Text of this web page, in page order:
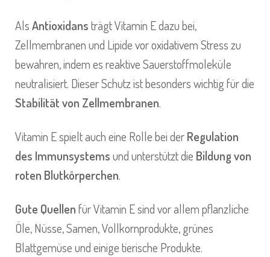
AlsAntioxidansträgt Vitamin E dazu bei,
Zellmembranen und Lipide vor oxidativem Stress zu
bewahren, indem es reaktive Sauerstoffmoleküle
neutralisiert. Dieser Schutz ist besonders wichtig für die
Stabilität von Zellmembranen.
Vitamin E spielt auch eine Rolle bei derRegulation
des Immunsystemsund unterstützt die Bildung von
roten Blutkörperchen.
Gute Quellenfür Vitamin E sind vor allem pflanzliche
Öle, Nüsse, Samen, Vollkornprodukte, grünes
Blattgemüse und einige tierische Produkte.